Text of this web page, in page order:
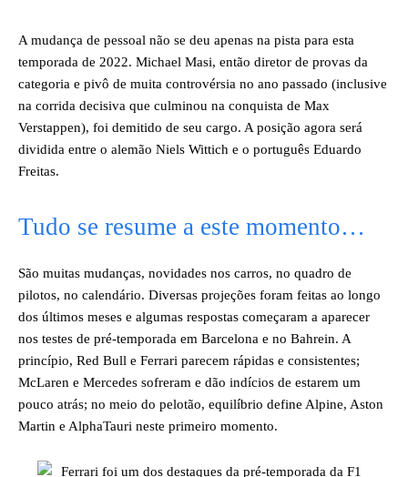
A mudança de pessoal não se deu apenas na pista para esta
temporada de 2022. Michael Masi, então diretor de provas da
categoria e pivô de muita controvérsia no ano passado (inclusive
na corrida decisiva que culminou na conquista de Max
Verstappen), foi demitido de seu cargo. A posição agora será
dividida entre o alemão Niels Wittich e o português Eduardo
Freitas.
Tudo se resume a este momento…
São muitas mudanças, novidades nos carros, no quadro de
pilotos, no calendário. Diversas projeções foram feitas ao longo
dos últimos meses e algumas respostas começaram a aparecer
nos testes de pré-temporada em Barcelona e no Bahrein. A
princípio, Red Bull e Ferrari parecem rápidas e consistentes;
McLaren e Mercedes sofreram e dão indícios de estarem um
pouco atrás; no meio do pelotão, equilíbrio define Alpine, Aston
Martin e AlphaTauri neste primeiro momento.